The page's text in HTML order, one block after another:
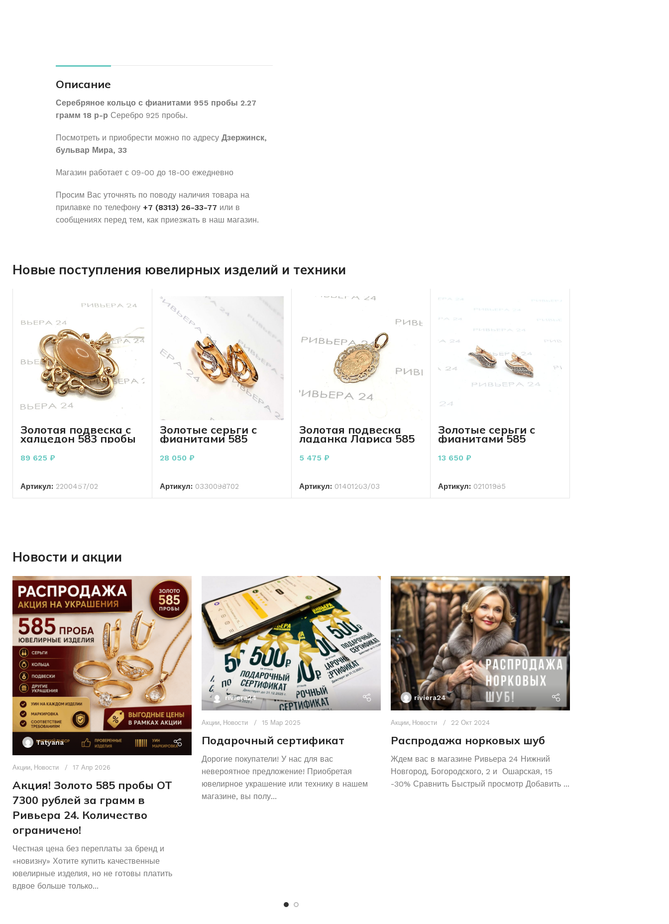
Описание
Серебряное кольцо с фианитами 955 пробы 2.27
грамм 18 р-р Серебро 925 пробы.
Посмотреть и приобрести можно по адресу Дзержинск,
бульвар Мира, 33
Магазин работает с 09-00 до 18-00 ежедневно
Просим Вас уточнять по поводу наличия товара на
прилавке по телефону +7 (8313) 26-33-77 или в
сообщениях перед тем, как приезжать в наш магазин.
Новые поступления ювелирных изделий и техники
Золотая подвеска с
халцедон 583 пробы
11.95 грамма
89 625 ₽
Артикул: 2200457/02
Золотые серьги с
фианитами 585
пробы 3.74 грамм
28 050 ₽
Артикул: 0330098702
Золотая подвеска
ладанка Лариса 585
пробы 0.73 грамма
5 475 ₽
Артикул: 01401203/03
Золотые серьги с
фианитами 585
пробы 1,82 грамм
13 650₽
Артикул: 02101985
Новости и акции
Tatyana
Акции, Новости 17 Апр 2026
Акция! Золото 585 пробы ОТ
7300 рублей за грамм в
Ривьера 24. Количество
ограничено!
Честная цена без переплаты за бренд и
«новизну» Хотите купить качественные
ювелирные изделия, но не готовы платить
вдвое больше только...
riviera24
Акции, Новости 15 Мар 2025
Подарочный сертификат
Дорогие покупатели! У нас для вас
невероятное предложение! Приобретая
ювелирное украшение или технику в нашем
магазине, вы полу...
riviera24
Акции, Новости 22 Окт 2024
Распродажа норковых шуб
Ждем вас в магазине Ривьера 24 Нижний
Новгород, Богородского, 2 и Ошарская, 15
-30% Сравнить Быстрый просмотр Добавить ...